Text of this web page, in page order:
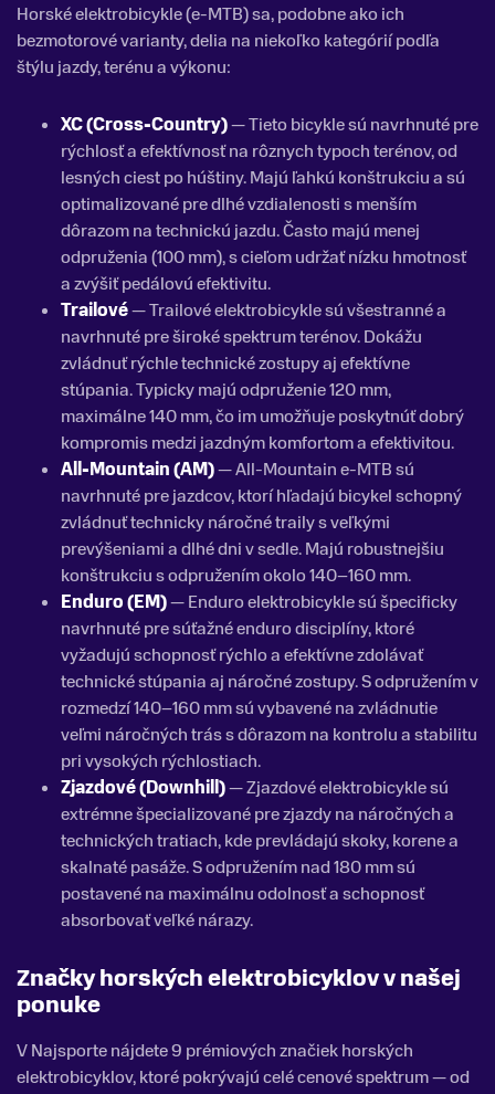
Horské elektrobicykle (e-MTB) sa, podobne ako ich
bezmotorové varianty, delia na niekoľko kategórií podľa
štýlu jazdy, terénu a výkonu:
XC (Cross-Country)— Tieto bicykle sú navrhnuté pre
rýchlosť a efektívnosť na rôznych typoch terénov, od
lesných ciest po húštiny. Majú ľahkú konštrukciu a sú
optimalizované pre dlhé vzdialenosti s menším
dôrazom na technickú jazdu. Často majú menej
odpruženia (100 mm), s cieľom udržať nízku hmotnosť
a zvýšiť pedálovú efektivitu.
Trailové— Trailové elektrobicykle sú všestranné a
navrhnuté pre široké spektrum terénov. Dokážu
zvládnuť rýchle technické zostupy aj efektívne
stúpania. Typicky majú odpruženie 120 mm,
maximálne 140 mm, čo im umožňuje poskytnúť dobrý
kompromis medzi jazdným komfortom a efektivitou.
All-Mountain (AM)— All-Mountain e-MTB sú
navrhnuté pre jazdcov, ktorí hľadajú bicykel schopný
zvládnuť technicky náročné traily s veľkými
prevýšeniami a dlhé dni v sedle. Majú robustnejšiu
konštrukciu s odpružením okolo 140–160 mm.
Enduro (EM)— Enduro elektrobicykle sú špecificky
navrhnuté pre súťažné enduro disciplíny, ktoré
vyžadujú schopnosť rýchlo a efektívne zdolávať
technické stúpania aj náročné zostupy. S odpružením v
rozmedzí 140–160 mm sú vybavené na zvládnutie
veľmi náročných trás s dôrazom na kontrolu a stabilitu
pri vysokých rýchlostiach.
Zjazdové (Downhill)— Zjazdové elektrobicykle sú
extrémne špecializované pre zjazdy na náročných a
technických tratiach, kde prevládajú skoky, korene a
skalnaté pasáže. S odpružením nad 180 mm sú
postavené na maximálnu odolnosť a schopnosť
absorbovať veľké nárazy.
Značky horských elektrobicyklov v našej
ponuke
V Najsporte nájdete 9 prémiových značiek horských
elektrobicyklov, ktoré pokrývajú celé cenové spektrum — od